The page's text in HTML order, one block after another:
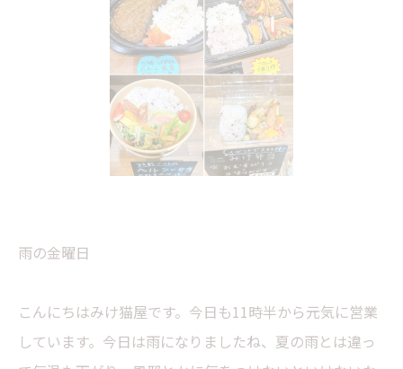
雨の金曜日
こんにちはみけ猫屋です。今日も11時半から元気に営業
しています。今日は雨になりましたね、夏の雨とは違っ